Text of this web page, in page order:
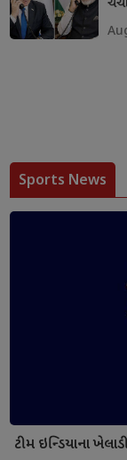
Sports News
ટીમ ઇન્ડિયાના